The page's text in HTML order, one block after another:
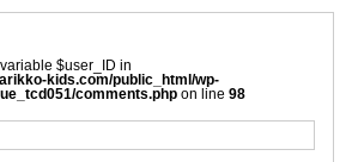
variable $user_ID in
kids.com/public_html/wp-
comments.php on line 98